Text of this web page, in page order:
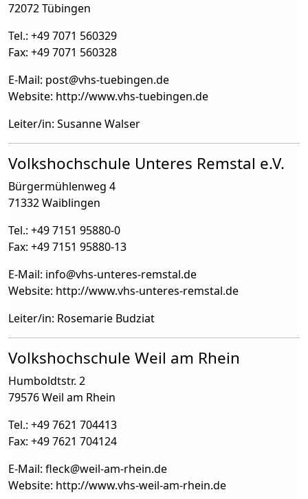
72072 Tübingen
Tel.: +49 7071 560329
Fax: +49 7071 560328
E-Mail: post@vhs-tuebingen.de
Website: http://www.vhs-tuebingen.de
Leiter/in: Susanne Walser
Volkshochschule Unteres Remstal e.V.
Bürgermühlenweg 4
71332 Waiblingen
Tel.: +49 7151 95880-0
Fax: +49 7151 95880-13
E-Mail: info@vhs-unteres-remstal.de
Website: http://www.vhs-unteres-remstal.de
Leiter/in: Rosemarie Budziat
Volkshochschule Weil am Rhein
Humboldtstr. 2
79576 Weil am Rhein
Tel.: +49 7621 704413
Fax: +49 7621 704124
E-Mail: fleck@weil-am-rhein.de
Website: http://www.vhs-weil-am-rhein.de